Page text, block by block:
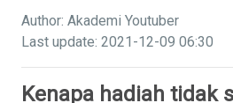
Author: Akademi Youtuber
Last update: 2021-12-09 06:30
Kenapa hadiah tidak